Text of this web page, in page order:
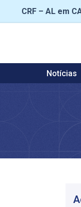
CRF – AL em
Notícias